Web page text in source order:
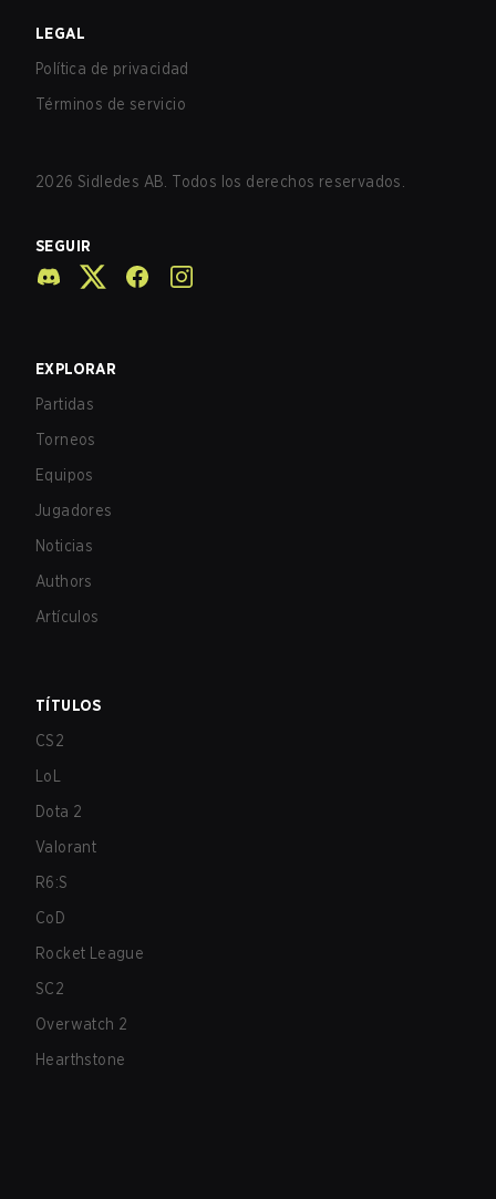
LEGAL
Política de privacidad
Términos de servicio
2026 Sidledes AB. Todos los derechos reservados.
SEGUIR
EXPLORAR
Partidas
Torneos
Equipos
Jugadores
Noticias
Authors
Artículos
TÍTULOS
CS2
LoL
Dota 2
Valorant
R6:S
CoD
Rocket League
SC2
Overwatch 2
Hearthstone